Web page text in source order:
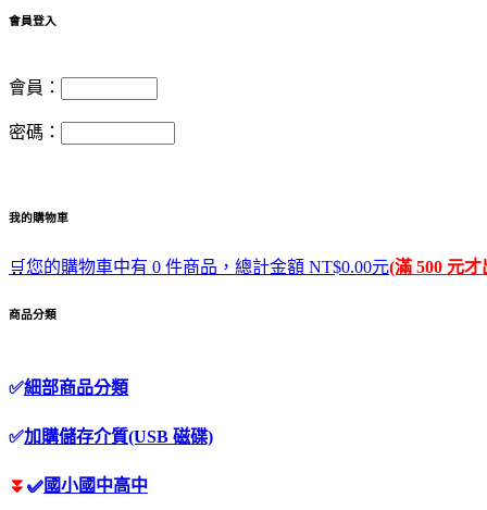
會員登入
會員：
密碼：
我的購物車
🛒您的購物車中有 0 件商品，總計金額 NT$0.00元(滿 500 元才
商品分類
✅細部商品分類
✅加購儲存介質(USB 磁碟)
⏬ ✅國小國中高中